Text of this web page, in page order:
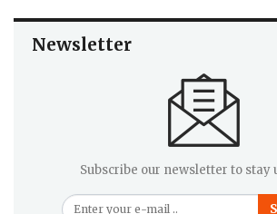
Newsletter
Subscribe our newsletter to stay